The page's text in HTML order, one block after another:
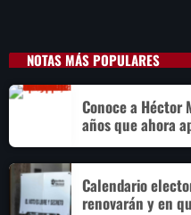
NOTAS MÁS POPULARES
Conoce a Héctor
años que ahora
Calendario
renovarán y en